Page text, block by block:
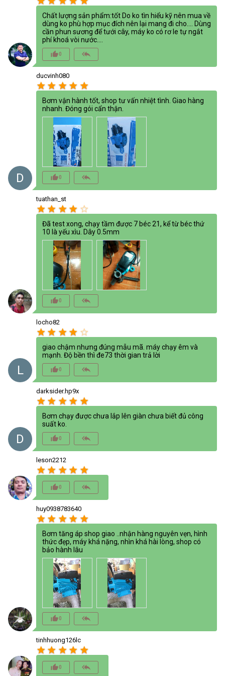
Chất lượng sản phẩm:tốt Do ko tìn hiểu kỹ nên mua về
dùng ko phù hợp mục đích nên lại mang đi cho…. Dùng
cần phun sương để tưới cây, máy ko có rơ le tự ngắt
phí khoá vòi nước….
thumb_up_alt0 reply_all
D
ducvinh080
star star star star star
Bơm vận hành tốt, shop tư vấn nhiệt tình. Giao hàng
nhanh. Đóng gói cẩn thận.
thumb_up_alt0 reply_all
tuathan_st
star star star star star_border
Đã test xong, chạy tầm được 7 béc 21, kể từ béc thứ
10 là yếu xìu. Dây 0.5mm
thumb_up_alt0 reply_all
L
locho82
star star star star star_border
giao chậm nhưng đúng mẫu mã. máy chạy êm và
mạnh. Độ bền thì đe73 thời gian trả lời
thumb_up_alt0 reply_all
D
darksider.hp9x
star star star star star
Bơm chạy được chưa lắp lên giàn chưa biết đủ công
suất ko.
thumb_up_alt0 reply_all
leson2212
star star star star star
thumb_up_alt0 reply_all
huy0938783640
star star star star star
Bơm tăng áp shop giao ..nhận hàng nguyên vẹn, hình
thức đẹp, máy khá nặng, nhìn khá hài lòng, shop có
bảo hành lâu
thumb_up_alt0 reply_all
tinhhuong126lc
star star star star star
thumb_up_alt0 reply_all